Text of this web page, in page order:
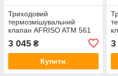
Триходовий
термозмішувальний
клапан AFRISO ATM 561
3 045 ₴
Купити
3